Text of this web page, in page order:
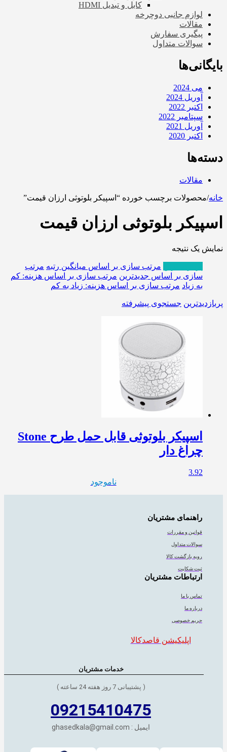
کابل و تبدیل HDMI
لوازم جانبی دوچرخه
مقالات
پیگیری سفارش
سوالات متداول
بایگانی‌ها
می 2024
آوریل 2024
اکتبر 2022
سپتامبر 2022
آوریل 2021
اکتبر 2020
دسته‌ها
مقالات
خانه/محصولات برچسب خورده “اسپیکر بلوتوثی ارزان قیمت”
اسپیکر بلوتوثی ارزان قیمت
نمایش یک نتیجه
مرتب سازی بر اساس میانگین رتبه مرتب
سازی بر اساس جدیدترین مرتب سازی بر اساس هزینه: کم
به زیاد مرتب سازی بر اساس هزینه: زیاد به کم
پربازدیدترین جستجوی پیشرفته
اسپیکر بلوتوثی قابل حمل طرح Stone
چراغ دار
3.92
ناموجود
راهنمای مشتریان
قوانین و مقررات
سوالات متداول
رویه بازگشت کالا
ثبت شکایت
ارتباطات مشتریان
تماس با ما
درباره ما
حریم خصوصی
اپلیکیشن قاصدکالا
خدمات مشتریان
( پشتیبانی 7 روز هفته 24 ساعته )
09215410475
ایمیل : ghasedkala@gmail.com